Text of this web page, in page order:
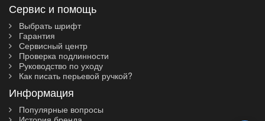
Сервис и помощь
Выбрать шрифт
Гарантия
Сервисный центр
Проверка подлинности
Руководство по уходу
Как писать перьевой ручкой?
Информация
Популярные вопросы